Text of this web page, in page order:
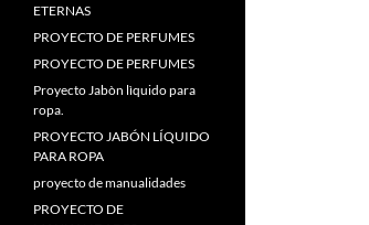
ETERNAS
PROYECTO DE PERFUMES
PROYECTO DE PERFUMES
Proyecto Jabòn lìquido para
ropa.
PROYECTO JABÓN LÍQUIDO
PARA ROPA
proyecto de manualidades
PROYECTO DE